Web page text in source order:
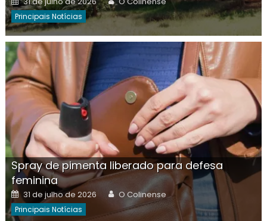
on
Principais Notícias
Spray de pimenta liberado para defesa
feminina
Posted
on
31 de julho de 2026 Author
O Colinense
Principais Notícias